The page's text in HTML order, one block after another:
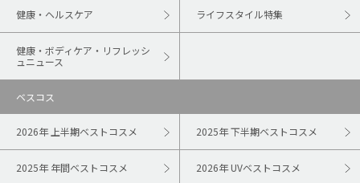
健康・ヘルスケア ライフスタイル特集
健康・ボディケア・リフレッシ
ュニュース
ベスコス
2026年 上半期ベストコスメ 2025年 下半期ベストコスメ
2025年 年間ベストコスメ 2026年 UVベストコスメ